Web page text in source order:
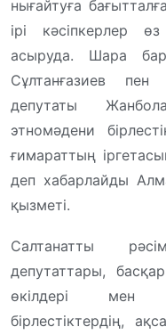
нығайтуға
ірі кәсіпкерлер
асыруда. Шара
Сұлтанғазиев
депутаты
этномәдени
ғимараттың
деп хабарлайды
қызметі.
Салтанатты
депутаттары,
өкілдері мен
бірлестіктердің,